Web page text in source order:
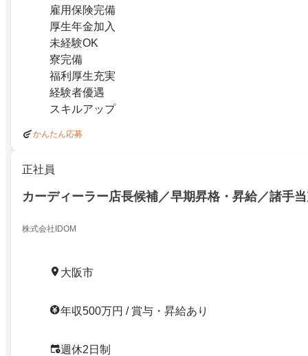
雇用保険完備
厚生年金加入
未経験OK
寮完備
福利厚生充実
経験者優遇
スキルアップ
かんたん応募
正社員
カーディーラー店長候補／早期昇格・昇給／諸手
株式会社IDOM
大阪市
年収500万円 / 賞与・昇給あり
週休2日制